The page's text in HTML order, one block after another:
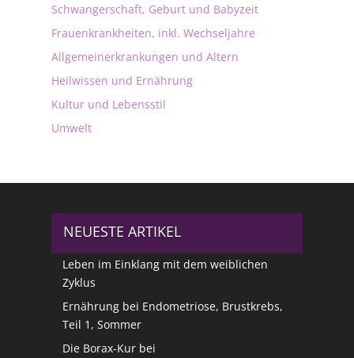
Schwangerschaft, Geburt und Babyzeit
Frauenkrankheiten, inkl. Wechseljahre
Allgemeinerkrankungen und Altern
Heilwissen und Ernährung
Kultur und Lebensstil
Umwelt
NEUESTE ARTIKEL
Leben im Einklang mit dem weiblichen
Zyklus
Ernährung bei Endometriose, Brustkrebs,
Teil 1, Sommer
Die Borax-Kur bei